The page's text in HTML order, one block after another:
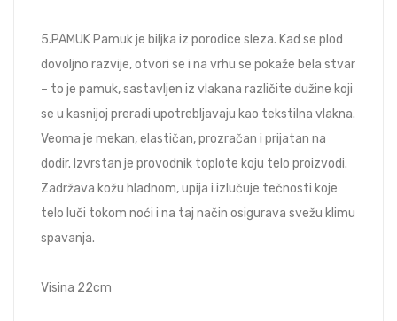
5.PAMUK Pamuk je biljka iz porodice sleza. Kad se plod
dovoljno razvije, otvori se i na vrhu se pokaže bela stvar
– to je pamuk, sastavljen iz vlakana različite dužine koji
se u kasnijoj preradi upotrebljavaju kao tekstilna vlakna.
Veoma je mekan, elastičan, prozračan i prijatan na
dodir. Izvrstan je provodnik toplote koju telo proizvodi.
Zadržava kožu hladnom, upija i izlučuje tečnosti koje
telo luči tokom noći i na taj način osigurava svežu klimu
spavanja.
Visina 22cm